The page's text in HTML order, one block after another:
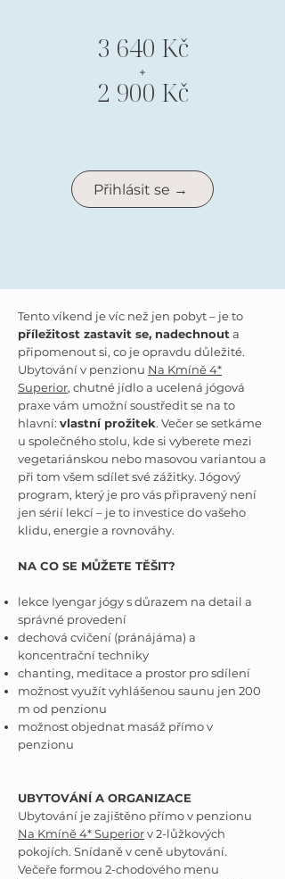
3 640 Kč
2 900 Kč
+
Přihlásit se →
Tento víkend je víc než jen pobyt – je to
příležitost zastavit se, nadechnout a
připomenout si, co je opravdu důležité.
Ubytování v penzionu Na Kmíně 4*
Superior, chutné jídlo a ucelená jógová
praxe vám umožní soustředit se na to
hlavní: vlastní prožitek. Večer se setkáme
u společného stolu, kde si vyberete mezi
vegetariánskou nebo masovou variantou a
při tom všem sdílet své zážitky. Jógový
program, který je pro vás připravený není
jen sérií lekcí – je to investice do vašeho
klidu, energie a rovnováhy.
NA CO SE MŮŽETE TĚŠIT?
lekce Iyengar jógy s důrazem na detail a
správné provedení
dechová cvičení (pránájáma) a
koncentrační techniky
chanting, meditace a prostor pro sdílení
možnost využít vyhlášenou saunu jen 200
m od penzionu
možnost objednat masáž přímo v
penzionu
UBYTOVÁNÍ A ORGANIZACE
Ubytování je zajištěno přímo v penzionu
Na Kmíně 4* Superiorv 2-lůžkových
pokojích. Snídaně v ceně ubytování.
Večeře formou 2-chodového menu